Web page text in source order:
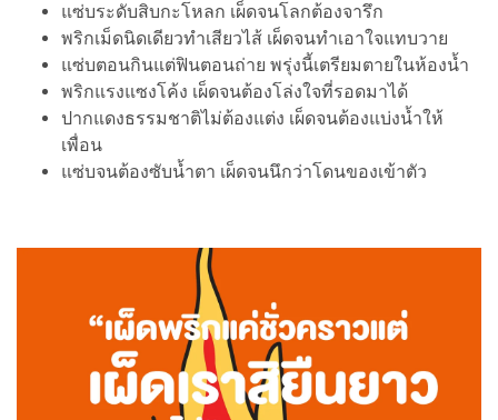
แซ่บระดับสิบกะโหลก เผ็ดจนโลกต้องจารึก
พริกเม็ดนิดเดียวทำเสียวไส้ เผ็ดจนทำเอาใจแทบวาย
แซ่บตอนกินแต่ฟินตอนถ่าย พรุ่งนี้เตรียมตายในห้องน้ำ
พริกแรงแซงโค้ง เผ็ดจนต้องโล่งใจที่รอดมาได้
ปากแดงธรรมชาติไม่ต้องแต่ง เผ็ดจนต้องแบ่งน้ำให้
เพื่อน
แซ่บจนต้องซับน้ำตา เผ็ดจนนึกว่าโดนของเข้าตัว